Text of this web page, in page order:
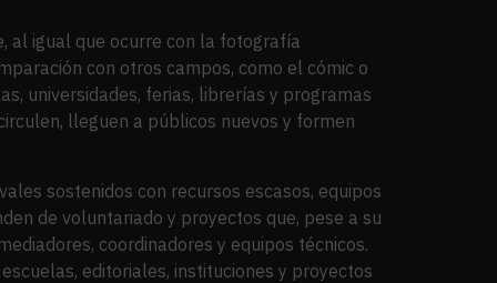
al igual que ocurre con la fotografía
con otros campos, como el cómic o
universidades, ferias, librerías y programas
lleguen a públicos nuevos y formen
sostenidos con recursos escasos, equipos
de voluntariado y proyectos que, pese a su
coordinadores y equipos técnicos.
editoriales, instituciones y proyectos